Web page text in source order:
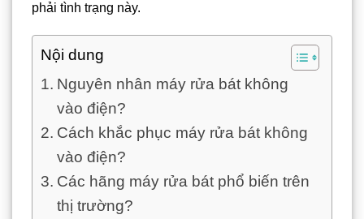
phải tình trạng này.
Nội dung
Nguyên nhân máy rửa bát không
vào điện?
Cách khắc phục máy rửa bát không
vào điện?
Các hãng máy rửa bát phổ biến trên
thị trường?